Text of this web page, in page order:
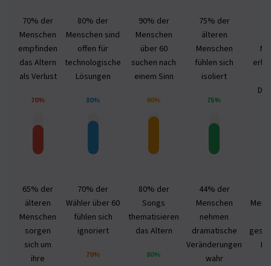
70% der
Menschen
empfinden
das Altern
als Verlust
70%
80% der
Menschen sind
offen für
technologische
Lösungen
80%
90% der
Menschen
über 60
suchen nach
einem Sinn
90%
75% der
älteren
Menschen
fühlen sich
isoliert
75%
65% der
älteren
Menschen
sorgen
sich um
ihre
70% der
Wähler über 60
fühlen sich
ignoriert
70%
80% der
Songs
thematisieren
das Altern
80%
44% der
Menschen
nehmen
dramatische
Veränderungen
wahr